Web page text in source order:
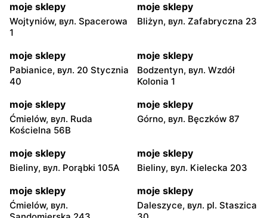
moje sklepy
Wojtyniów, вул. Spacerowa
1
moje sklepy
Bliżyn, вул. Zafabryczna 23
moje sklepy
Pabianice, вул. 20 Stycznia
40
moje sklepy
Bodzentyn, вул. Wzdół
Kolonia 1
moje sklepy
Ćmielów, вул. Ruda
Kościelna 56B
moje sklepy
Górno, вул. Bęczków 87
moje sklepy
Bieliny, вул. Porąbki 105A
moje sklepy
Bieliny, вул. Kielecka 203
moje sklepy
Ćmielów, вул.
moje sklepy
Daleszyce, вул. pl. Staszica